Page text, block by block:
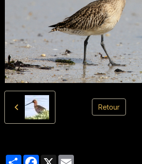
Retour
PartagerFacebook
X